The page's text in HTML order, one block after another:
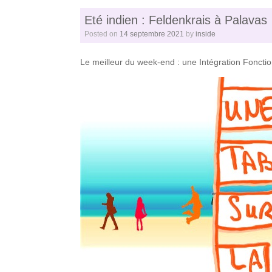
Eté indien : Feldenkrais à Palavas
Posted on 14 septembre 2021 by inside
Le meilleur du week-end : une Intégration